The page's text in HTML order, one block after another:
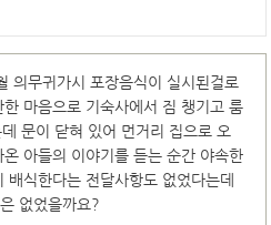
의무귀가시 포장음식이 실시된걸로
마음으로 기숙사에서 짐 챙기고 룸
문이 닫혀 있어 먼거리 집으로 오
아들의 이야기를 듣는 순간 야속한
식한다는 전달사항도 없었다는데
없었을까요?